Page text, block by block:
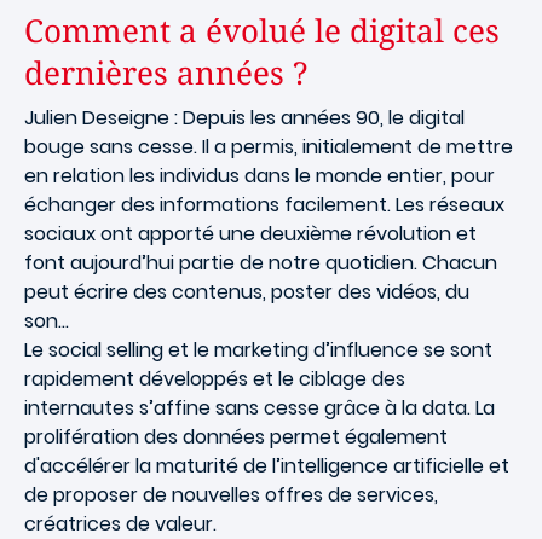
Comment a évolué le digital ces
dernières années ?
Julien Deseigne : Depuis les années 90, le digital
bouge sans cesse. Il a permis, initialement de mettre
en relation les individus dans le monde entier, pour
échanger des informations facilement. Les réseaux
sociaux ont apporté une deuxième révolution et
font aujourd’hui partie de notre quotidien. Chacun
peut écrire des contenus, poster des vidéos, du
son…
Le social selling et le marketing d’influence se sont
rapidement développés et le ciblage des
internautes s’affine sans cesse grâce à la data. La
prolifération des données permet également
d'accélérer la maturité de l’intelligence artificielle et
de proposer de nouvelles offres de services,
créatrices de valeur.